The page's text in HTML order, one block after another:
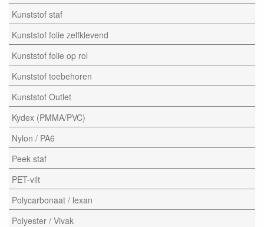
Kunststof staf
Kunststof folie zelfklevend
Kunststof folie op rol
Kunststof toebehoren
Kunststof Outlet
Kydex (PMMA/PVC)
Nylon / PA6
Peek staf
PET-vilt
Polycarbonaat / lexan
Polyester / Vivak